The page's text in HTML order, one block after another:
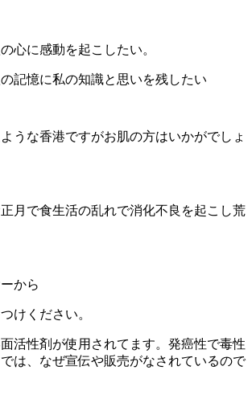
心に感動を起こしたい。
記憶に私の知識と思いを残したい
うな香港ですがお肌の方はいかがでしょ
月で食生活の乱れで消化不良を起こし荒
から
けください。
活性剤が使用されてます。発癌性で毒性
は、なぜ宣伝や販売がなされているので